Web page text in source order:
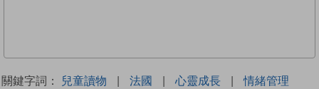
關鍵字詞： 兒童讀物 | 法國 | 心靈成長 | 情緒管理